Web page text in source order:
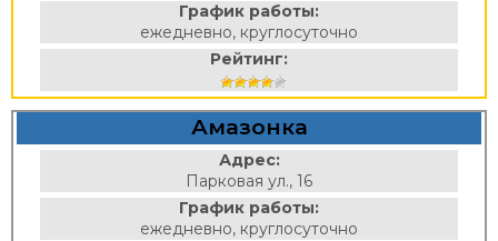
График работы:
ежедневно, круглосуточно
Рейтинг:
Амазонка
Адрес:
Парковая ул., 16
График работы:
ежедневно, круглосуточно